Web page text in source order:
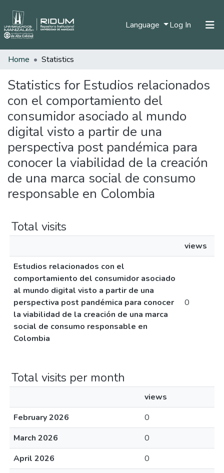
Language Log In (current)
Communities & Collections
Home Statistics
Statistics for Estudios relacionados
con el comportamiento del
consumidor asociado al mundo
digital visto a partir de una
perspectiva post pandémica para
conocer la viabilidad de la creación
de una marca social de consumo
responsable en Colombia
Total visits
views
Estudios relacionados con el
comportamiento del consumidor asociado
al mundo digital visto a partir de una
perspectiva post pandémica para conocer
la viabilidad de la creación de una marca
social de consumo responsable en
Colombia
0
Total visits per month
views
February 2026
0
March 2026
0
April 2026
0